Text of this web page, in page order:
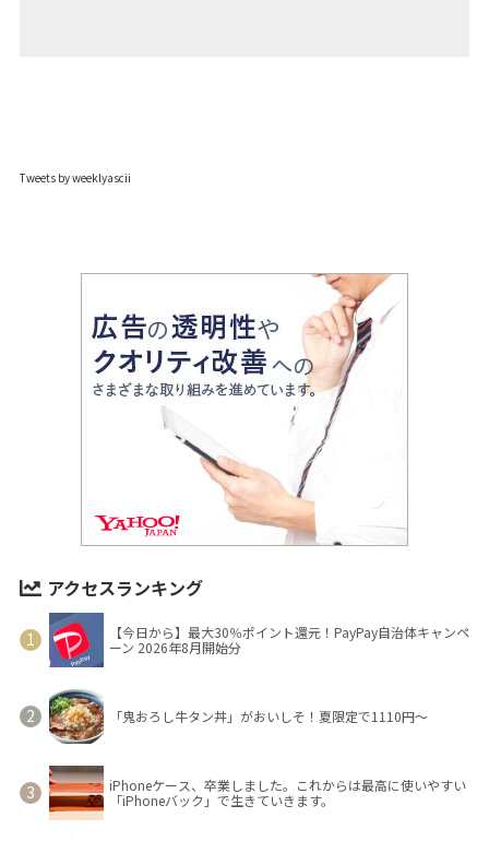
Tweets by weeklyascii
アクセスランキング
【今日から】最大30％ポイント還元！PayPay自治体キャンペ
ーン 2026年8月開始分
「鬼おろし牛タン丼」がおいしそ！夏限定で1110円～
iPhoneケース、卒業しました。これからは最高に使いやすい
「iPhoneバック」で生きていきます。